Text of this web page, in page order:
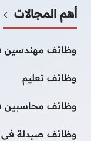
أهم المجالات
وظائف مهندسين
وظائف تعليم
وظائف محاسبين
وظائف صيدلة فى